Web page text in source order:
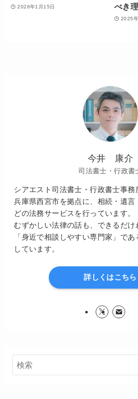
2026年1月15日
べき
2025
今井 康介
司法書士・行政書
シアエスト司法書士・行政書士事務
兵庫県西宮市を拠点に、相続・遺言
どの法務サービスを行っています。
むずかしい法律の話も、できるだけ
「身近で相談しやすい専門家」で
しています。
詳しくはこちら